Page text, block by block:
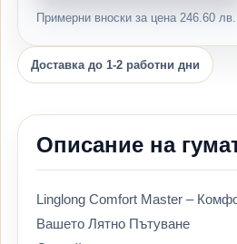
Примерни вноски за цена 246.60
Доставка до 1-2 работни дни
Описание на
Linglong Comfort Master –
Вашето Лятно Пътуване